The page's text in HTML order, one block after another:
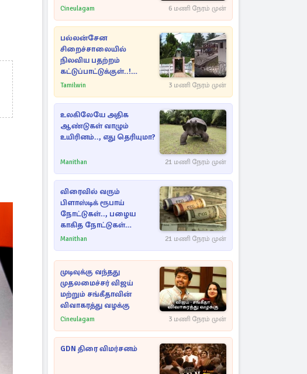
Cineulagam 6 மணி நேரம் முன்
பல்லன்சேன
சிறைச்சாலையில்
நிலவிய பதற்றம்
கட்டுப்பாட்டுக்குள்..!
அதிரடியாக களமிறங்கிய
Tamilwin 3 மணி நேரம் முன்
உலகிலேயே அதிக
ஆண்டுகள் வாழும்
உயிரினம்.., எது தெரியுமா?
Manithan 21 மணி நேரம் முன்
விரைவில் வரும்
பிளாஸ்டிக் ரூபாய்
நோட்டுகள்.., பழைய
காகித நோட்டுகள்
செல்லுமா?
Manithan 21 மணி நேரம் முன்
முடிவுக்கு வந்தது
முதலமைச்சர் விஜய்
மற்றும் சங்கீதாவின்
விவாகரத்து வழக்கு
Cineulagam 3 மணி நேரம் முன்
GDN திரை விமர்சனம்